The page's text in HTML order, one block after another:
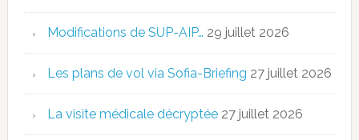
Modifications de SUP-AIP… 29 juillet 2026
Les plans de vol via Sofia-Briefing 27 juillet 2026
La visite médicale décryptée 27 juillet 2026